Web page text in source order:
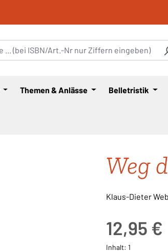
Themen & Anlässe Belletristik
Weg
Klaus-Dieter
12,95 €
Inhalt: 1